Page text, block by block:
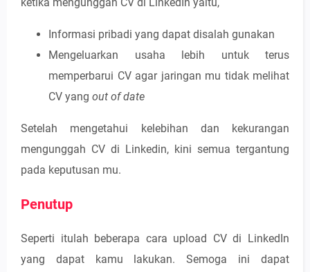
Informasi pribadi yang dapat disalah gunakan
Mengeluarkan usaha lebih untuk terus
memperbarui CV agar jaringan mu tidak melihat
CV yang out of date
Setelah mengetahui kelebihan dan kekurangan
mengunggah CV di Linkedin, kini semua tergantung
pada keputusan mu.
Penutup
Seperti itulah beberapa cara upload CV di LinkedIn
yang dapat kamu lakukan. Semoga ini dapat